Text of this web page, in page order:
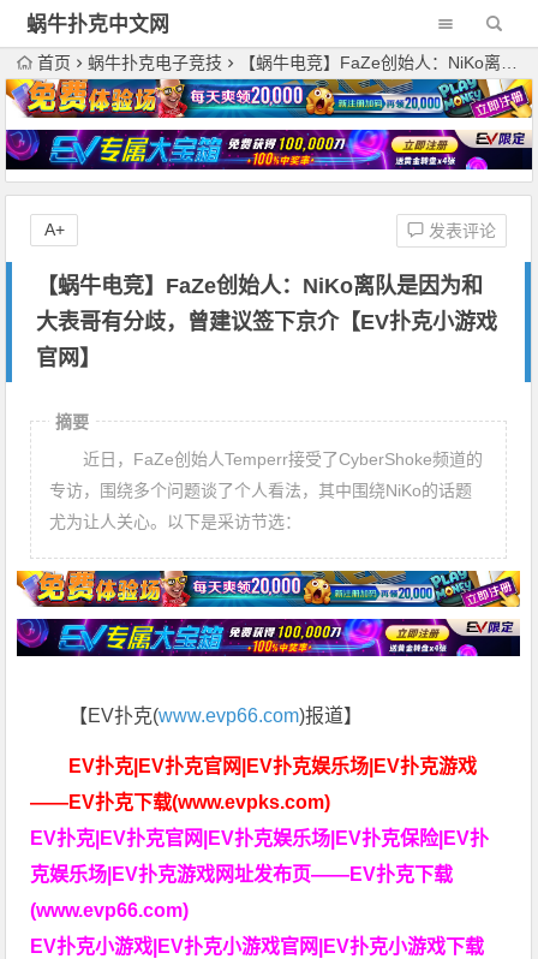
蜗牛扑克中文网
首页 蜗牛扑克电子竞技 【蜗牛电竞】FaZe创始人：NiKo离队是因为和大表哥有分歧，曾建议签下京介【EV扑克小游戏官网】
【蜗牛电竞】FaZe创始人：NiKo离队是因为和
大表哥有分歧，曾建议签下京介【EV扑克小游戏
官网】
发表评论
A+
摘要
近日，FaZe创始人Temperr接受了CyberShoke频道的
专访，围绕多个问题谈了个人看法，其中围绕NiKo的话题
尤为让人关心。以下是采访节选：
【EV扑克(www.evp66.com)报道】
EV扑克|EV扑克官网|EV扑克娱乐场|EV扑克游戏
——EV扑克下载(www.evpks.com)
EV扑克|EV扑克官网|EV扑克娱乐场|EV扑克保险|EV扑
克娱乐场|EV扑克游戏网址发布页——EV扑克下载
(www.evp66.com)
EV扑克小游戏|EV扑克小游戏官网|EV扑克小游戏下载